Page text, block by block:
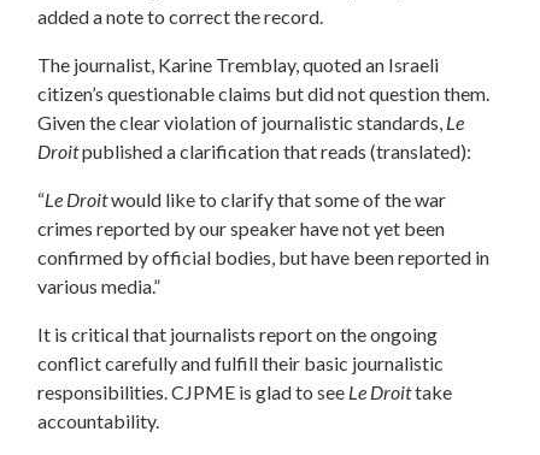
added a note to correct the record.
The journalist, Karine Tremblay, quoted an Israeli
citizen’s questionable claims but did not question them.
Given the clear violation of journalistic standards, Le
Droitpublished a clarification that reads (translated):
“Le Droitwould like to clarify that some of the war
crimes reported by our speaker have not yet been
confirmed by official bodies, but have been reported in
various media.”
It is critical that journalists report on the ongoing
conflict carefully and fulfill their basic journalistic
responsibilities. CJPME is glad to see Le Droittake
accountability.